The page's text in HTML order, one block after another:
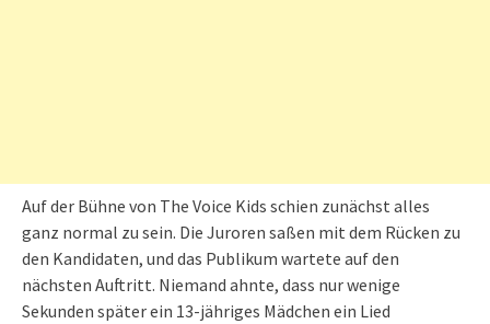
Auf der Bühne von The Voice Kids schien zunächst alles
ganz normal zu sein. Die Juroren saßen mit dem Rücken zu
den Kandidaten, und das Publikum wartete auf den
nächsten Auftritt. Niemand ahnte, dass nur wenige
Sekunden später ein 13-jähriges Mädchen ein Lied